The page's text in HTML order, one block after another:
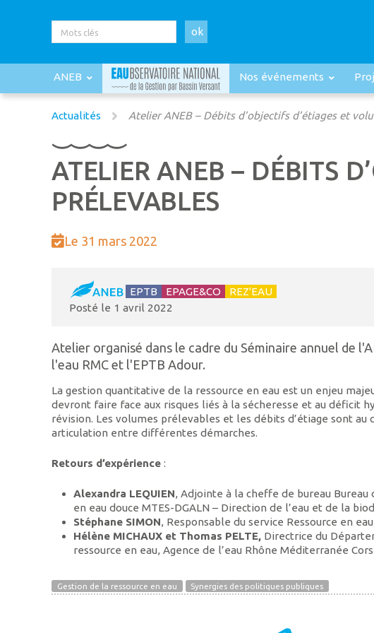
ok
ANEB Nos événements
Actualités Atelier ANEB – Débits d’objectifs d’étiages et
ATELIER ANEB – DÉBITS
PRÉLEVABLES
Le 31 mars 2022
EPTB EPAGE&CO
REZ'EAU
Posté le 1 avril 2022
Atelier organisé dans le cadre du Séminaire annuel de
l'eau RMC et l'EPTB Adour.
La gestion quantitative de la ressource en eau est un enjeu
devront faire face aux risques liés à la sécheresse et au déficit
révision. Les volumes prélevables et les débits d’étiage sont
articulation entre différentes démarches.
Retours d’expérience :
Alexandra LEQUIEN, Adjointe à la cheffe de bureau
en eau douce MTES-DGALN – Direction de l’eau et de la
Stéphane SIMON, Responsable du service Ressource en
Hélène MICHAUX et Thomas PELTE,Directrice du
ressource en eau, Agence de l’eau Rhône Méditerranée
Gestion de la ressource en eau Synergies des politiques publiques